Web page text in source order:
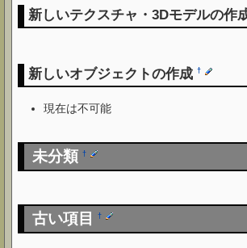
新しいテクスチャ・3Dモデルの作
新しいオブジェクトの作成 †
現在は不可能
未分類 †
古い項目 †